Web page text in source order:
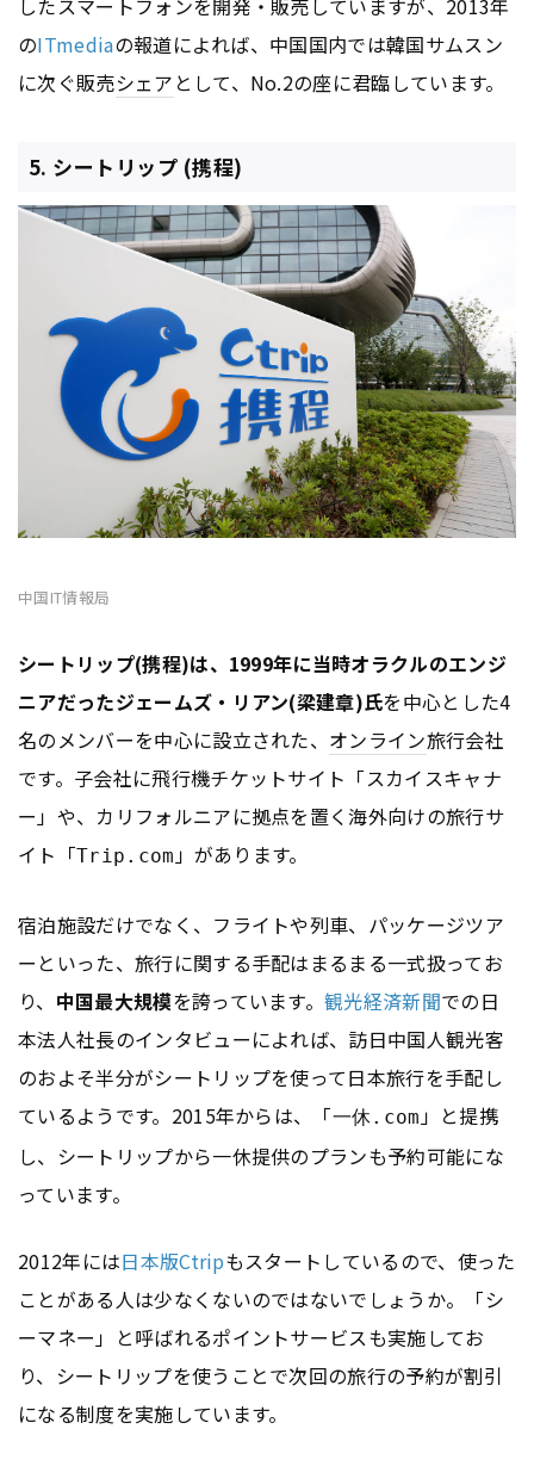
のITmediaの報道によれば、中国国内では韓国サムスン
に次ぐ販売シェア として、No.2の座に君臨しています。
5. シートリップ (携程)
中国IT情報局
シートリップ(携程)は、1999年に当時オラクルのエンジ
ニアだったジェームズ・リアン(梁建章)氏を中心とした4
名のメンバーを中心に設立された、 オンライン旅行会社
です。子会社に飛行機チケットサイト「スカイスキャナ
ー」や、カリフォルニアに拠点を置く海外向けの旅行サ
イト「Trip.com 」があります。
宿泊施設だけでなく、フライトや列車、パッケージツア
ーといった、旅行に関する手配はまるまる一式扱ってお
り、 中国最大規模を誇っています。観光経済新聞での日
本法人社長のインタビューによれば、訪日中国人観光客
のおよそ半分がシートリップを使って日本旅行を手配し
ているようです。2015年からは、「一休.com 」と提携
し、シートリップから一休提供のプランも予約可能にな
っています。
2012年には日本版Ctripもスタートしているので、使った
ことがある人は少なくないのではないでしょうか。「シ
ーマネー」と呼ばれるポイントサービスも実施してお
り、シートリップを使うことで次回の旅行の予約が割引
になる制度を実施しています。